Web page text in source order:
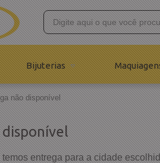
Bijuterias
não disponível
entrega para a cidade